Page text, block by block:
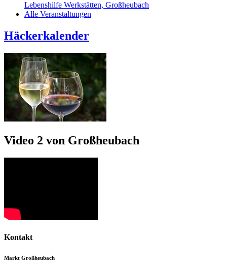
Lebenshilfe Werkstätten, Großheubach
Alle Veranstaltungen
Häckerkalender
Video 2 von Großheubach
Kontakt
Markt Großheubach